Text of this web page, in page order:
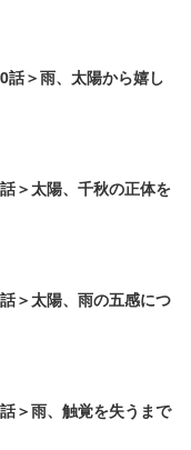
話＞雨、太陽から嬉し
＞太陽、千秋の正体を
＞太陽、雨の五感につ
＞雨、触覚を失うまで